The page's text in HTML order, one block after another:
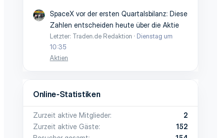
SpaceX vor der ersten Quartalsbilanz: Diese
Zahlen entscheiden heute über die Aktie
Letzter: Traden.de Redaktion
Dienstag um
10:35
Aktien
Online-Statistiken
Zurzeit aktive Mitglieder
2
Zurzeit aktive Gäste
152